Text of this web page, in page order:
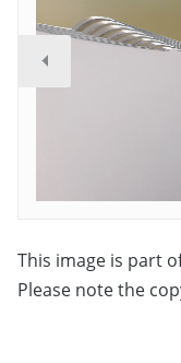
This image is part
Please note the